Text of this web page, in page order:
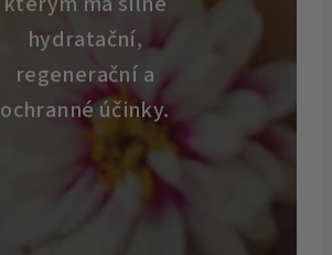
hydratační,
regenerační a
ochranné účinky.